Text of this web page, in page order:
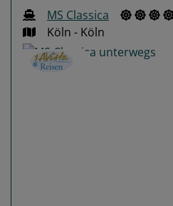
MS Classica
Köln - Köln